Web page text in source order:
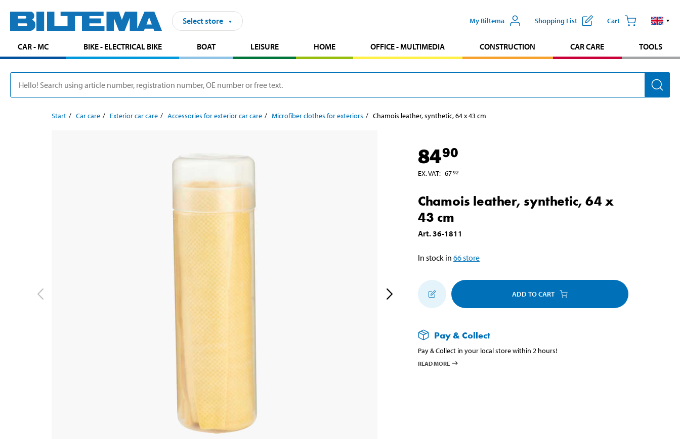
Select store My Biltema Shopping List Cart
CAR - MC BIKE - ELECTRICAL BIKE BOAT LEISURE HOME OFFICE - MULTIMEDIA CONSTRUCTION CAR CARE TOOLS
Start Car care Exterior car care Accessories for exterior car care Microfiber clothes for exteriors Chamois leather, synthetic, 64 x 43 cm
8490
EX. VAT: 6792
Chamois leather, synthetic, 64 x
43 cm
Art.36-1811
In stock in 66store
ADD TO CART
Pay & Collect
Pay & Collect in your local store within 2 hours!
READ MORE